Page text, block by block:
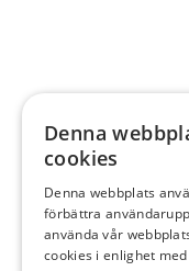
Sigtunabygdens
nummer 66 I Sverige.
mars 1962 hölls
Det dröjde 10 år tills
antal år innan
Denna
cookies
Denna webbplats
förbättra
använda vår
cookies i enlighet